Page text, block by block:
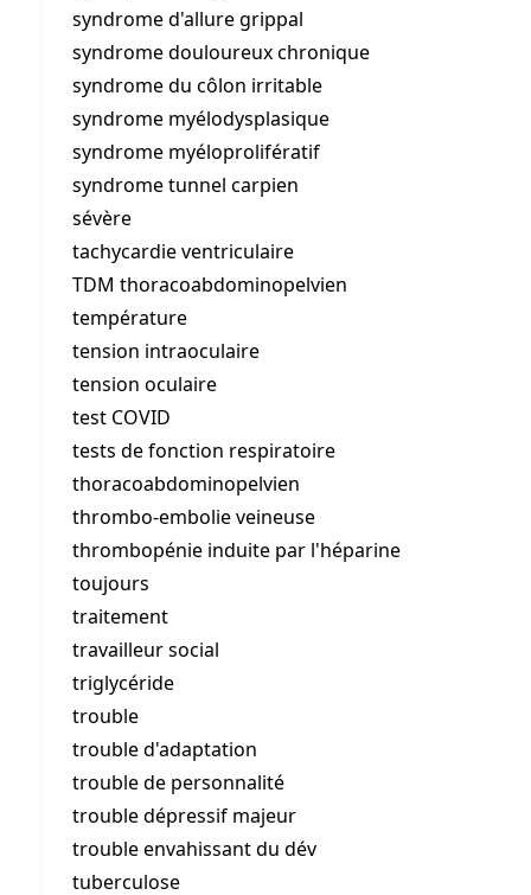
syndrome d'allure grippal
syndrome douloureux chronique
syndrome du côlon irritable
syndrome myélodysplasique
syndrome myéloprolifératif
syndrome tunnel carpien
sévère
tachycardie ventriculaire
TDM thoracoabdominopelvien
température
tension intraoculaire
tension oculaire
test COVID
tests de fonction respiratoire
thoracoabdominopelvien
thrombo-embolie veineuse
thrombopénie induite par l'héparine
toujours
traitement
travailleur social
triglycéride
trouble
trouble d'adaptation
trouble de personnalité
trouble dépressif majeur
trouble envahissant du dév
tuberculose